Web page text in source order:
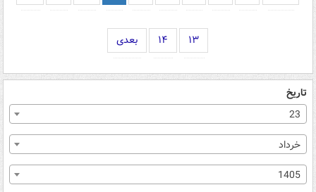
۱۳ ۱۴ بعدی
تاریخ
23
خرداد
1405